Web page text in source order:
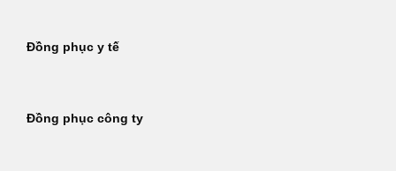
Đồng phục y tế
Đồng phục công ty